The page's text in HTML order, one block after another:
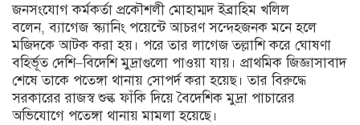
জনসংযোগ কর্মকর্তা প্রকৌশলী মোহাম্মদ ইব্রাহিম খলিল
বলেন, ব্যাগেজ স্ক্যানিং পয়েন্টে আচরণ সন্দেহজনক মনে হলে
মজিদকে আটক করা হয়। পরে তার লাগেজ তল্লাশি করে ঘোষণা
বহির্ভূত দেশি–বিদেশি মুদ্রাগুলো পাওয়া যায়। প্রাথমিক জিজ্ঞাসাবাদ
শেষে তাকে পতেঙ্গা থানায় সোপর্দ করা হয়েছ। তার বিরুদ্ধে
সরকারের রাজস্ব শুল্ক ফাঁকি দিয়ে বৈদেশিক মুদ্রা পাচারের
অভিযোগে পতেঙ্গা থানায় মামলা হয়েছে।